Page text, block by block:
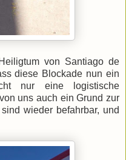
von Santiago de
diese Blockade nun ein
nur eine logistische
uns auch ein Grund zur
wieder befahrbar, und